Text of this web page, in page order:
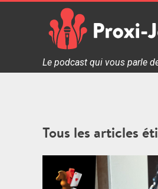
Proxi Jeux - Le podcast qui
Le podcast qui vous parle
Tous les articles